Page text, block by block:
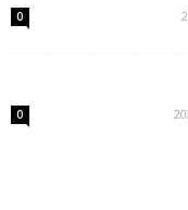
0
0